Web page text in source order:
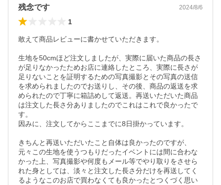
残念です 2024/8/6
1
敢えて商品レビューに書かせていただきます。
生地を50cmほど注文しましたが、実際に届いた商品の長さ
が足りなかったためお店に連絡したところ、実際に長さが
足りないことを証明するための写真撮影とその写真の送信
を求められましたのでお送りし、その後、商品の返送を求
められたので丁寧に箱詰めして返送。再送いただいた商品
は注文した長さ分ありましたのでこれはこれで良かったで
す。
因みに、注文してからここまでに8日掛かっています。
きちんと再送いただいたこと自体は良かったのですが、
元々この生地を使うつもりだったイベントには間に合わな
かった上、写真撮影や何度もメール等でやり取りをさせら
れた身としては、淡々と注文した長さ分だけを再送してく
るようなこのお店で買わなくても良かったとつくづく思い